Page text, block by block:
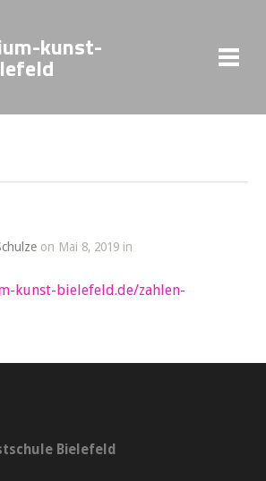
kunst-
on Mai 8, 2019 in
kunst-bielefeld.de/zahlen-
Bielefeld